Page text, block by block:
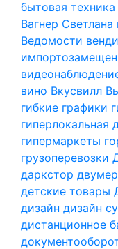
бытовая
Вагнер Светлана
Ведомости
вино Вкусвилл
гибкие графики
гиперлокальная
гипермаркеты
грузоперевозки
даркстор
детские товары
дизайн дизайн
дистанционное